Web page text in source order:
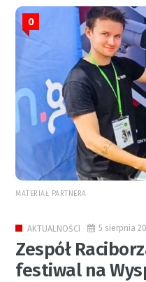
0
MATERIAŁ PARTNERA
AKTUALNOŚCI 5 sierpnia
Zespół
festiwal na